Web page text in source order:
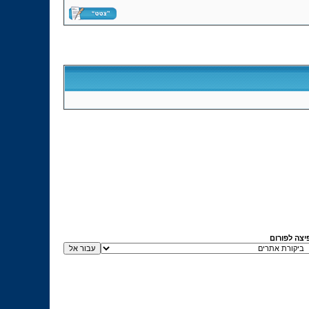
לפורום